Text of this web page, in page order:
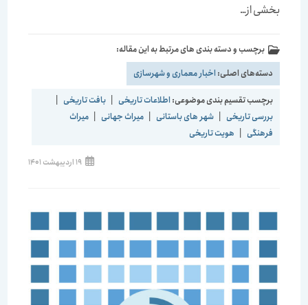
بخشی از…
برچسب و دسته بندی های مرتبط به این مقاله:
دسته‌های اصلی:اخبار معماری و شهرسازی
برچسب تقسیم بندی موضوعی:اطلاعات تاریخی | بافت تاریخی |
بررسی تاریخی | شهر های باستانی | میراث جهانی |
میراث
فرهنگی | هویت تاریخی
نوشته
منتشر
19 اردیبهشت 1401